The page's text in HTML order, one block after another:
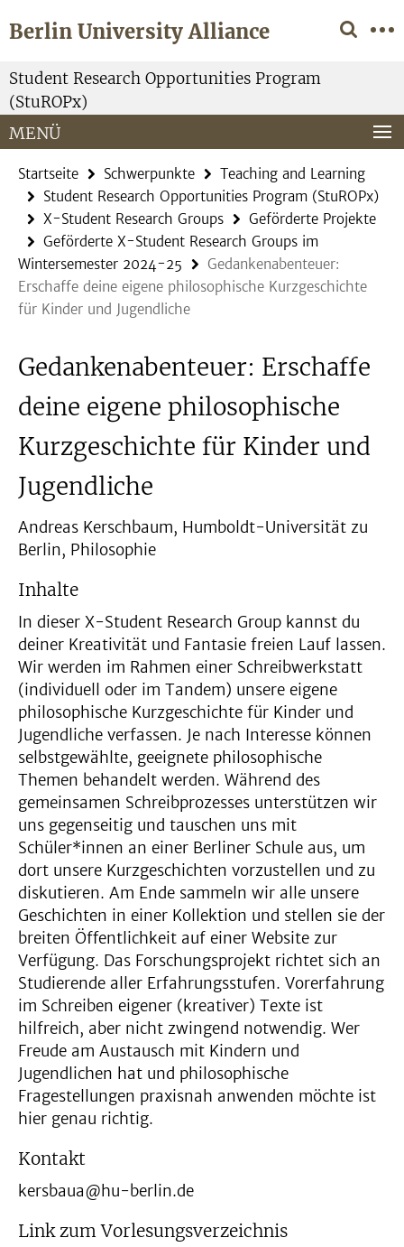
direkt
Inhalt
Berlin University Alliance
Service-
Navigation
Student Research Opportunities Program
(StuROPx)
MENÜ
Startseite Schwerpunkte
Teaching and Learning
Student Research Opportunities Program (StuROPx)
X-Student Research Groups
Geförderte Projekte
Geförderte X-Student Research Groups im
Wintersemester 2024-25
Gedankenabenteuer:
Erschaffe deine eigene philosophische Kurzgeschichte
für Kinder und Jugendliche
Gedankenabenteuer: Erschaffe
deine eigene philosophische
Kurzgeschichte für Kinder und
Jugendliche
Andreas Kerschbaum, Humboldt-Universität zu
Berlin, Philosophie
Inhalte
In dieser X-Student Research Group kannst du
deiner Kreativität und Fantasie freien Lauf lassen.
Wir werden im Rahmen einer Schreibwerkstatt
(individuell oder im Tandem) unsere eigene
philosophische Kurzgeschichte für Kinder und
Jugendliche verfassen. Je nach Interesse können
selbstgewählte, geeignete philosophische
Themen behandelt werden. Während des
gemeinsamen Schreibprozesses unterstützen wir
uns gegenseitig und tauschen uns mit
Schüler*innen an einer Berliner Schule aus, um
dort unsere Kurzgeschichten vorzustellen und zu
diskutieren. Am Ende sammeln wir alle unsere
Geschichten in einer Kollektion und stellen sie der
breiten Öffentlichkeit auf einer Website zur
Verfügung. Das Forschungsprojekt richtet sich an
Studierende aller Erfahrungsstufen. Vorerfahrung
im Schreiben eigener (kreativer) Texte ist
hilfreich, aber nicht zwingend notwendig. Wer
Freude am Austausch mit Kindern und
Jugendlichen hat und philosophische
Fragestellungen praxisnah anwenden möchte ist
hier genau richtig.
Kontakt
kersbaua@hu-berlin.de
Link zum Vorlesungsverzeichnis